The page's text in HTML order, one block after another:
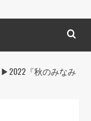
『秋のみなみ